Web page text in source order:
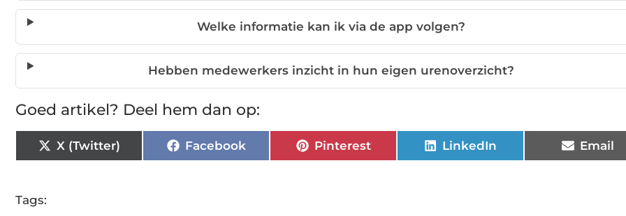
Welke informatie kan ik via de app volgen?
Hebben medewerkers inzicht in hun eigen urenoverzicht?
Goed artikel? Deel hem dan op:
X (Twitter) Facebook Pinterest LinkedIn Email
Tags: